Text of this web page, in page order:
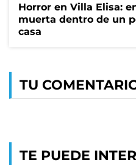
Horror en Villa Elisa:
muerta dentro de un
casa
TU
TE PUEDE